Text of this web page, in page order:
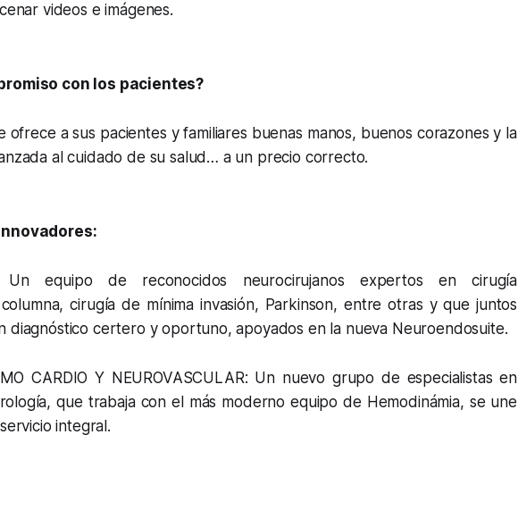
videos e imágenes.
con los pacientes?
ofrece a sus pacientes y familiares buenas manos, buenos corazones y la
al cuidado de su salud… a un precio correcto.
Un equipo de reconocidos neurocirujanos expertos en cirugía
cirugía de mínima invasión, Parkinson, entre otras y que juntos
diagnóstico certero y oportuno, apoyados en la nueva Neuroendosuite.
CARDIO Y NEUROVASCULAR: Un nuevo grupo de especialistas en
que trabaja con el más moderno equipo de Hemodinámia, se une
integral.